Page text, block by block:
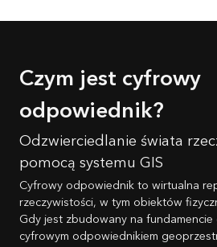
Czym jest cyfrowy
odpowiednik?
Odzwierciedlanie świata
pomocą systemu GIS
Cyfrowy odpowiednik to wirtualna
rzeczywistości, w tym obiektów
Gdy jest zbudowany na
cyfrowym odpowiednikiem